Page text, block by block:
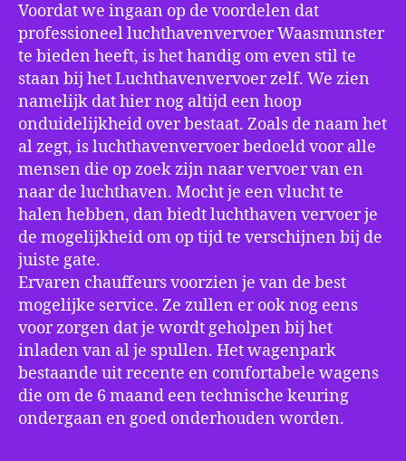
Voordat we ingaan op de voordelen dat
professioneel luchthavenvervoer Waasmunster
te bieden heeft, is het handig om even stil te
staan bij het Luchthavenvervoer zelf. We zien
namelijk dat hier nog altijd een hoop
onduidelijkheid over bestaat. Zoals de naam het
al zegt, is luchthavenvervoer bedoeld voor alle
mensen die op zoek zijn naar vervoer van en
naar de luchthaven. Mocht je een vlucht te
halen hebben, dan biedt luchthaven vervoer je
de mogelijkheid om op tijd te verschijnen bij de
juiste gate.
Ervaren chauffeurs voorzien je van de best
mogelijke service. Ze zullen er ook nog eens
voor zorgen dat je wordt geholpen bij het
inladen van al je spullen. Het wagenpark
bestaande uit recente en comfortabele wagens
die om de 6 maand een technische keuring
ondergaan en goed onderhouden worden.